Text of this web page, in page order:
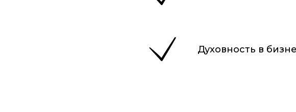
Духовность в